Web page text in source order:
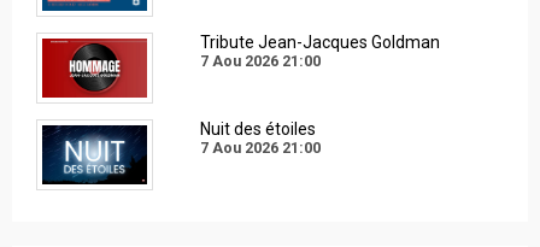
Tribute Jean-Jacques Goldman
7 Aou 2026 21:00
Nuit des étoiles
7 Aou 2026 21:00